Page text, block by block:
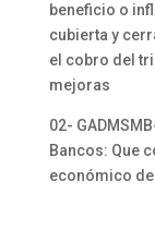
beneficio o
cubierta y
el cobro del
mejoras
02-
Bancos: Que
económico